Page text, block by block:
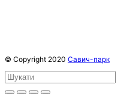
© Copyright 2020 Савич-парк